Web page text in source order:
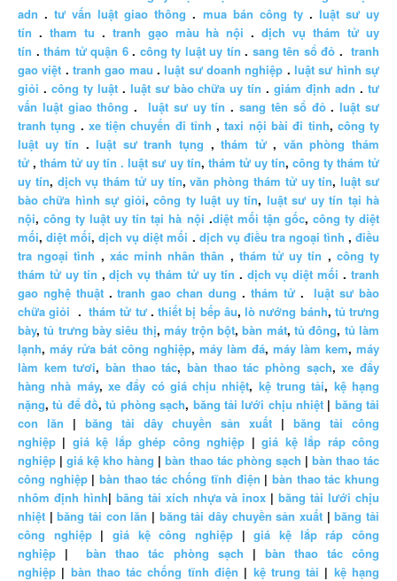
adn .tư vấn luật giao thông . mua bán công ty. luật sư uy
tín . tham tu . tranh gạo màu hà nội .dịch vụ thám tử uy
tín .thám tử quận 6. công ty luật uy tín . sang tên sổ đỏ .tranh
gao việt .tranh gao mau .luật sư doanh nghiệp .luật sư hình sự
giỏi . công ty luật. luật sư bào chữa uy tín .giám định adn .tư
vấn luật giao thông . luật sư uy tín .sang tên sổ đỏ.luật sư
tranh tụng . xe tiện chuyến đi tỉnh ,taxi nội bài đi tỉnh, công ty
luật uy tín .luật sư tranh tụng ,thám tử, văn phòng thám
tử ,thám tử uy tín . luật sư uy tín, thám tử uy tín, công ty thám tử
uy tín, dịch vụ thám tử uy tín,văn phòng thám tử uy tín,luật sư
bào chữa hình sự giỏi,công ty luật uy tín, luật sư uy tín tại hà
nội,công ty luật uy tín tại hà nội .diệt mối tận gốc, công ty diệt
mối,diệt mối,dịch vụ diệt mối . dịch vụ điều tra ngoại tình ,điều
tra ngoại tình , xác minh nhân thân , thám tử uy tín , công ty
thám tử uy tín ,dịch vụ thám tử uy tín . dịch vụ diệt mối .tranh
gao nghệ thuật.tranh gao chan dung . thám tử.luật sư bào
chữa giỏi .thám tử tư.thiết bị bếp âu,lò nướng bánh, tủ trưng
bày,tủ trưng bày siêu thị,máy trộn bột,bàn mát, tủ đông, tủ làm
lạnh, máy rửa bát công nghiệp, máy làm đá, máy làm kem, máy
làm kem tươi,bàn thao tác,bàn thao tác phòng sạch,xe đẩy
hàng nhà máy, xe đẩy có giá chịu nhiệt, kệ trung tải, kệ hạng
nặng,tủ để đồ,tủ phòng sạch, băng tải lưới chịu nhiệt| băng tải
con lăn | băng tải dây chuyền sản xuất | băng tải công
nghiệp | giá kệ lắp ghép công nghiệp |giá kệ lắp ráp công
nghiệp |giá kệ kho hàng |bàn thao tác phòng sạch | bàn thao tác
công nghiệp|bàn thao tác chống tĩnh điện | bàn thao tác khung
nhôm định hình| băng tải xích nhựa và inox |băng tải lưới chịu
nhiệt |băng tải con lăn | băng tải dây chuyền sản xuất |băng tải
công nghiệp|giá kệ công nghiệp |giá kệ lắp ráp công
nghiệp |bàn thao tác phòng sạch | bàn thao tác công
nghiệp | bàn thao tác chống tĩnh điện | kệ trung tải | kệ hạng